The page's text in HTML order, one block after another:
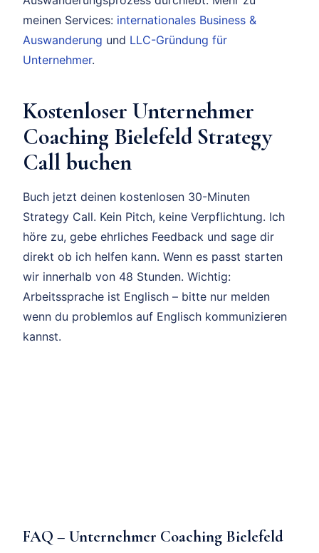
meinen Services: internationales Business &
Auswanderung und LLC-Gründung für
Unternehmer.
Kostenloser Unternehmer
Coaching Bielefeld Strategy
Call buchen
Buch jetzt deinen kostenlosen 30-Minuten
Strategy Call. Kein Pitch, keine Verpflichtung. Ich
höre zu, gebe ehrliches Feedback und sage dir
direkt ob ich helfen kann. Wenn es passt starten
wir innerhalb von 48 Stunden. Wichtig:
Arbeitssprache ist Englisch – bitte nur melden
wenn du problemlos auf Englisch kommunizieren
kannst.
FAQ – Unternehmer Coaching Bielefeld